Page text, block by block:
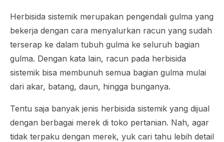
Herbisida sistemik merupakan pengendali gulma yang
bekerja dengan cara menyalurkan racun yang sudah
terserap ke dalam tubuh gulma ke seluruh bagian
gulma. Dengan kata lain, racun pada herbisida
sistemik bisa membunuh semua bagian gulma mulai
dari akar, batang, daun, hingga bunganya.
Tentu saja banyak jenis herbisida sistemik yang dijual
dengan berbagai merek di toko pertanian. Nah, agar
tidak terpaku dengan merek, yuk cari tahu lebih detail